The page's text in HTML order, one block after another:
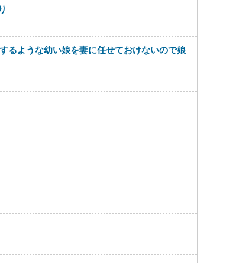
るような幼い娘を妻に任せておけないので娘